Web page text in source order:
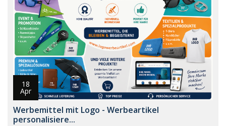
18
Apr
Werbemittel mit Logo - Werbeartikel
personalisiere...